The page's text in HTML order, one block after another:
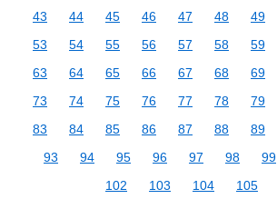
43
44 45 46 47 48 49
53
54 55 56 57 58 59
63
64 65 66 67 68 69
73
74 75 76 77 78 79
83
84 85 86 87 88 89
93
94 95 96 97 98 99
102
103 104 105